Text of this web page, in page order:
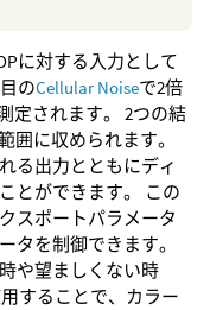
に対する入力として
のCellular Noiseで2倍
定されます。 2つの結
囲に収められます。
る出力とともにディ
とができます。 この
スポートパラメータ
タを制御できます。
や望ましくない時
することで、カラー